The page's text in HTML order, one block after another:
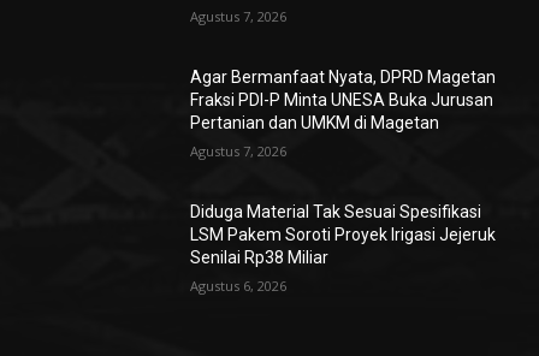
Agustus 7, 2026
Agar Bermanfaat Nyata, DPRD Magetan
Fraksi PDI-P Minta UNESA Buka Jurusan
Pertanian dan UMKM di Magetan
Agustus 7, 2026
Diduga Material Tak Sesuai Spesifikasi
LSM Pakem Soroti Proyek Irigasi Jejeruk
Senilai Rp38 Miliar
Agustus 6, 2026